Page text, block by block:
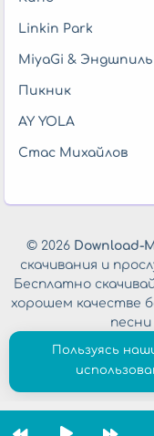
Linkin Park
MiyaGi & Эндшпиль
Пикник
AY YOLA
Стас Михайлов
© 2026 Download-
скачивания и
Бесплатно
хорошем качестве
Обратная связь
Пользуясь